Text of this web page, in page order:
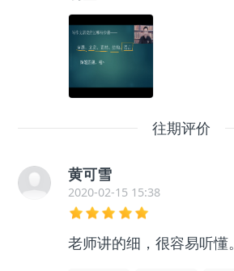
往期评价
黄可雪
2020-02-15 15:38
老师讲的细，很容易听懂。